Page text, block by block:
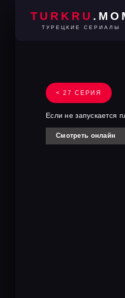
TURKRU
ТУРЕЦКИЕ СЕРИАЛЫ
< 27 СЕРИЯ
Если не запускается
Смотреть онлайн